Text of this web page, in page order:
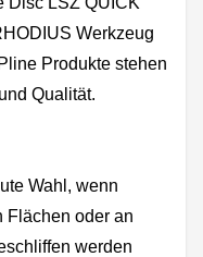
Werkzeug
Produkte stehen
Qualität.
Wahl, wenn
Flächen oder an
werden